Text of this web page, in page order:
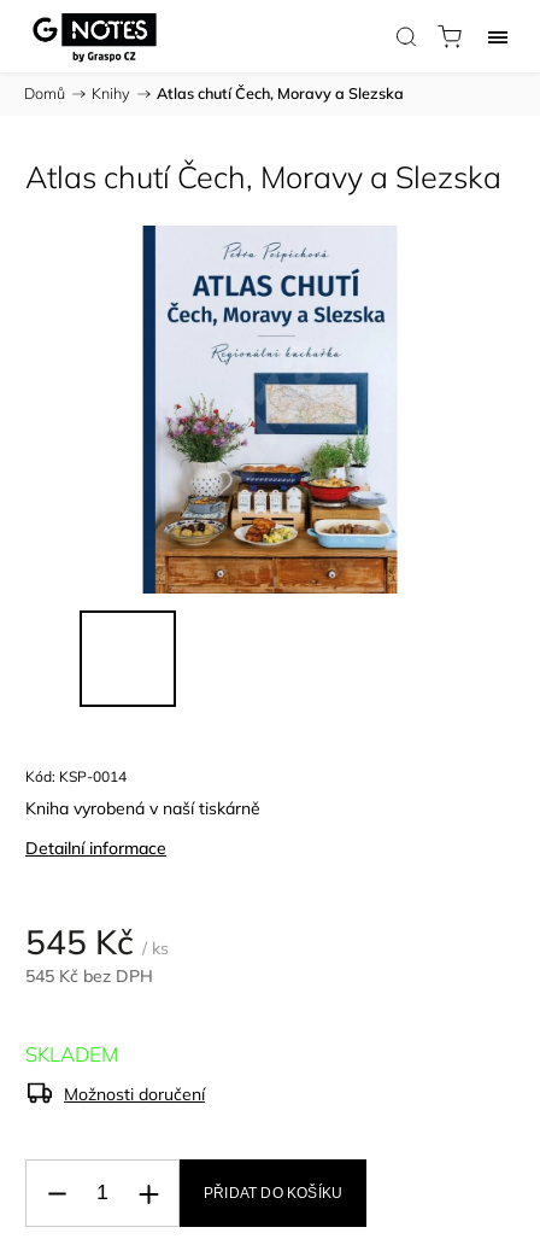
Domů / Knihy / Atlas chutí Čech, Moravy a Slezska
Atlas chutí Čech, Moravy a Slezska
Kód: KSP-0014
Kniha vyrobená v naší tiskárně
Detailní informace
545 Kč / ks
545 Kč bez DPH
SKLADEM
Možnosti doručení
PŘIDAT DO KOŠÍKU